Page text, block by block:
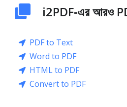
i2PDF‑এর আরও
PDF to Text
Word to PDF
HTML to PDF
Convert to PDF